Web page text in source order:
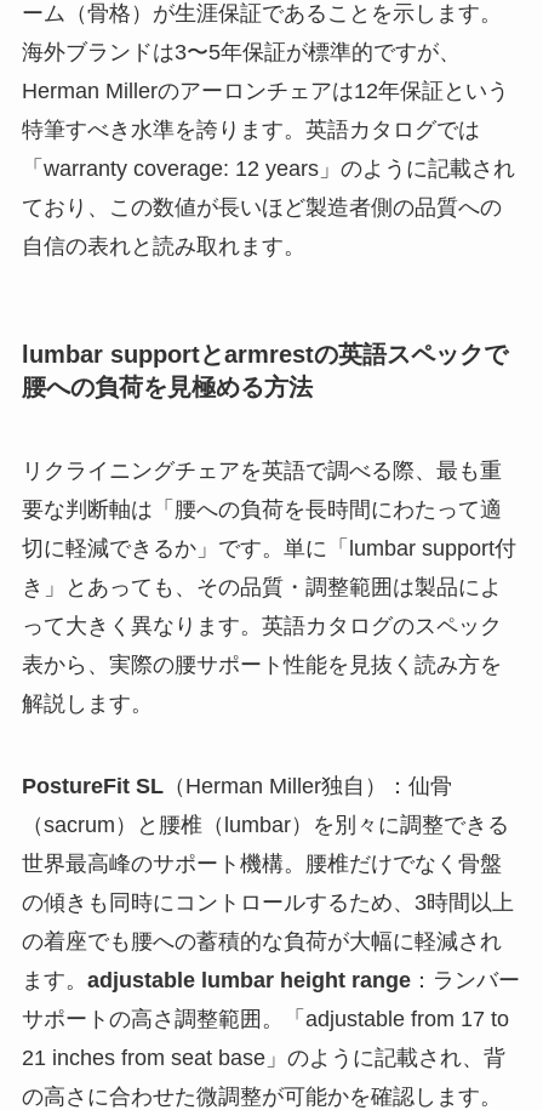
ーム（骨格）が生涯保証であることを示します。
海外ブランドは3〜5年保証が標準的ですが、
Herman Millerのアーロンチェアは12年保証という
特筆すべき水準を誇ります。英語カタログでは
「warranty coverage: 12 years」のように記載され
ており、この数値が長いほど製造者側の品質への
自信の表れと読み取れます。
lumbar supportとarmrestの英語スペックで
腰への負荷を見極める方法
リクライニングチェアを英語で調べる際、最も重
要な判断軸は「腰への負荷を長時間にわたって適
切に軽減できるか」です。単に「lumbar support付
き」とあっても、その品質・調整範囲は製品によ
って大きく異なります。英語カタログのスペック
表から、実際の腰サポート性能を見抜く読み方を
解説します。
PostureFit SL（Herman Miller独自）：仙骨
（sacrum）と腰椎（lumbar）を別々に調整できる
世界最高峰のサポート機構。腰椎だけでなく骨盤
の傾きも同時にコントロールするため、3時間以上
の着座でも腰への蓄積的な負荷が大幅に軽減され
ます。 adjustable lumbar height range：ランバー
サポートの高さ調整範囲。「adjustable from 17 to
21 inches from seat base」のように記載され、背
の高さに合わせた微調整が可能かを確認します。